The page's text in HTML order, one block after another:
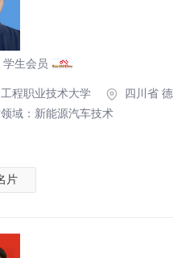
学生会员
程职业技术大学
四川省
域： 新能源汽车技术
片